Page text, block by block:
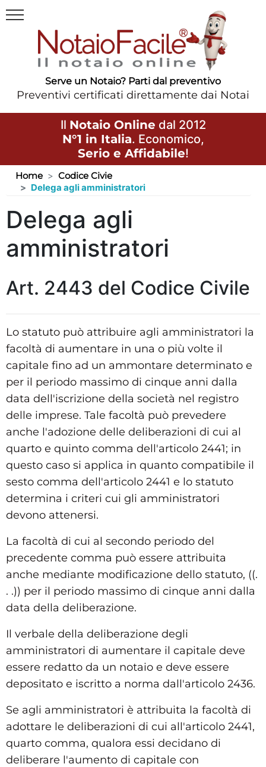
Serve un Notaio? Parti dal preventivo
Preventivi certificati direttamente dai Notai
Il Notaio Online dal 2012
N°1 in Italia. Economico,
Serio e Affidabile!
Home
Codice Civie
Delega agli amministratori
Delega agli
amministratori
Art. 2443 del Codice Civile
Lo statuto può attribuire agli amministratori la
facoltà di aumentare in una o più volte il
capitale fino ad un ammontare determinato e
per il periodo massimo di cinque anni dalla
data dell'iscrizione della società nel registro
delle imprese. Tale facoltà può prevedere
anche l'adozione delle deliberazioni di cui al
quarto e quinto comma dell'articolo 2441; in
questo caso si applica in quanto compatibile il
sesto comma dell'articolo 2441 e lo statuto
determina i criteri cui gli amministratori
devono attenersi.
La facoltà di cui al secondo periodo del
precedente comma può essere attribuita
anche mediante modificazione dello statuto, ((.
. .)) per il periodo massimo di cinque anni dalla
data della deliberazione.
Il verbale della deliberazione degli
amministratori di aumentare il capitale deve
essere redatto da un notaio e deve essere
depositato e iscritto a norma dall'articolo 2436.
Se agli amministratori è attribuita la facoltà di
adottare le deliberazioni di cui all'articolo 2441,
quarto comma, qualora essi decidano di
deliberare l'aumento di capitale con